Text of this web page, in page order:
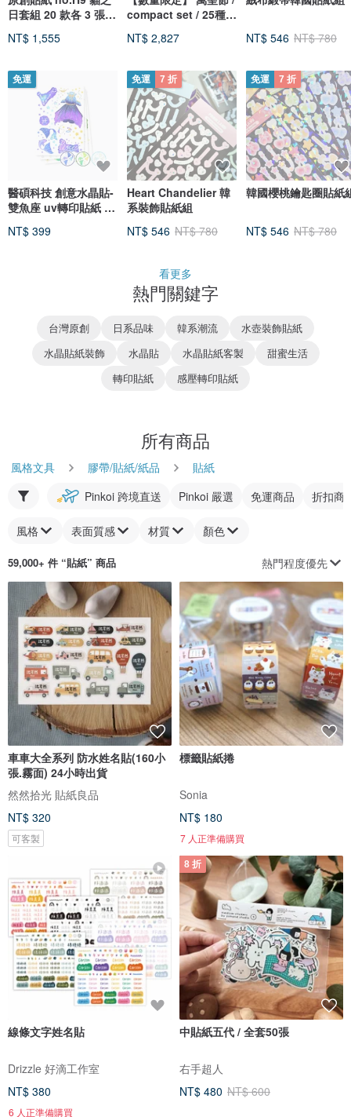
日套組 20 款各 3 張共
定特典 人物貼紙 原創
NT$ 1,555
免運
醫碩科技 創意水晶貼-
雙魚座 uv轉印貼紙 一
NT$ 399
compact set / 25種各
/ 少量套組 / 人物貼紙 /
NT$ 2,827
免運 7 折
Heart Chandelier 韓
系裝飾貼紙組
NT$ 546 NT$ 780
NT$ 546 NT$ 780
免運 7 折
韓國櫻桃鑰匙圈貼紙
NT$ 546 NT$ 780
看更多
熱門關鍵字
台灣原創 日系品味 韓系潮流
水壺裝飾貼紙
水晶貼紙裝飾
水晶貼 水晶貼紙客製
甜蜜生活
轉印貼紙
感壓轉印貼紙
所有商品
風格文具 膠帶/貼紙/紙品
貼紙
Pinkoi 跨境直送
Pinkoi 嚴選 免運商品 折扣商
風格 表面質感 材質 顏色
59,000+ 件 “貼紙” 商品 熱門程度優先
車車大全系列 防水姓名貼(160小
張.霧面) 24小時出貨
然然拾光 貼紙良品
NT$ 320
可客製
標籤貼紙捲
Sonia
NT$ 180
7 人正準備購買
線條文字姓名貼
Drizzle 好滴工作室
NT$ 380
6 人正準備購買
8 折
中貼紙五代 / 全套50張
右手超人
NT$ 480 NT$ 600